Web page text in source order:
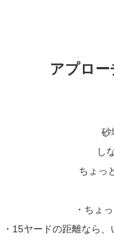
アプロ
砂
し
ちょっ
・ちょ
・15ヤードの距離なら